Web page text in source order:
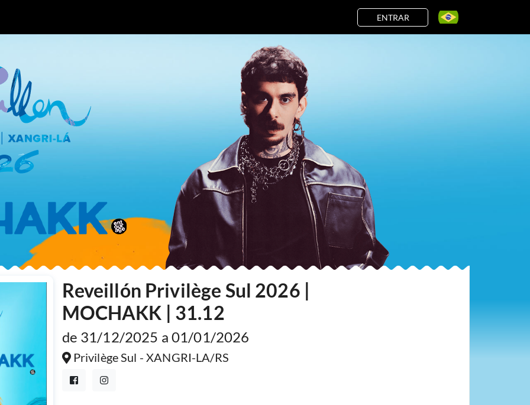
ENTRAR
Reveillón Privilège Sul 2026 |
MOCHAKK | 31.12
de 31/12/2025 a 01/01/2026
Privilège Sul - XANGRI-LA/RS